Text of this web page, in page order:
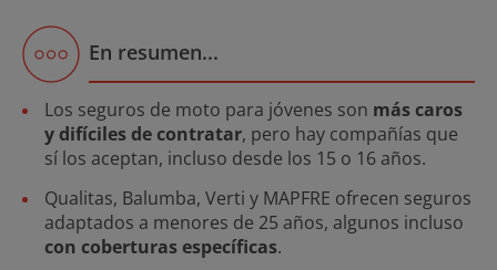
En resumen...
Los seguros de moto para jóvenes son más caros
y difíciles de contratar, pero hay compañías que
sí los aceptan, incluso desde los 15 o 16 años.
Qualitas, Balumba, Verti y MAPFRE ofrecen seguros
adaptados a menores de 25 años, algunos incluso
con coberturas específicas.